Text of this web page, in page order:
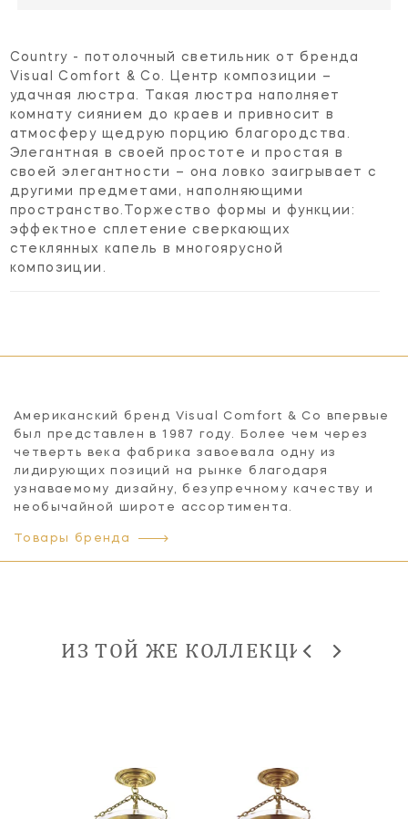
Country - потолочный светильник от бренда
Visual Comfort & Co. Центр композиции –
удачная люстра. Такая люстра наполняет
комнату сиянием до краев и привносит в
атмосферу щедрую порцию благородства.
Элегантная в своей простоте и простая в
своей элегантности – она ловко заигрывает с
другими предметами, наполняющими
пространство.Торжество формы и функции:
эффектное сплетение сверкающих
стеклянных капель в многоярусной
композиции.
Американский бренд Visual Comfort & Co впервые
был представлен в 1987 году. Более чем через
четверть века фабрика завоевала одну из
лидирующих позиций на рынке благодаря
узнаваемому дизайну, безупречному качеству и
необычайной широте ассортимента.
Товары бренда
ИЗ ТОЙ ЖЕ КОЛЛЕКЦИИ